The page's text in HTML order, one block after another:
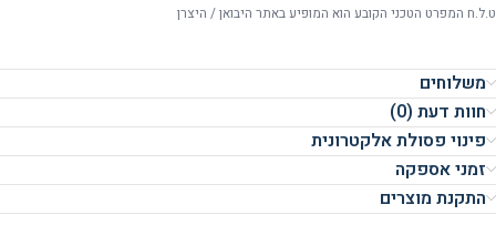
ט.ל.ח המפרט הטכני הקובע הוא המופיע באתר היבואן / היצרן
משלוחים
חוות דעת (0)
פינוי פסולת אלקטרונית
זמני אספקה
התקנת מוצרים